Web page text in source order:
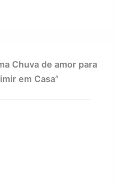
Chuva de amor para
em Casa”